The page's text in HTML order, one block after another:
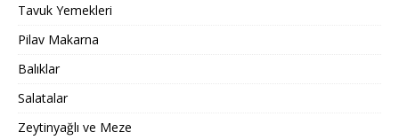
Tavuk Yemekleri
Pilav Makarna
Balıklar
Salatalar
Zeytinyağlı ve Meze